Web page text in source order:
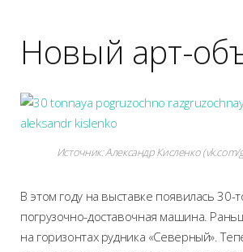
Новый арт-
Источник:Александр Кисленко
В этом году на выставке появилась 30-
погрузочно-доставочная машина.
на горизонтах рудника «Северный».